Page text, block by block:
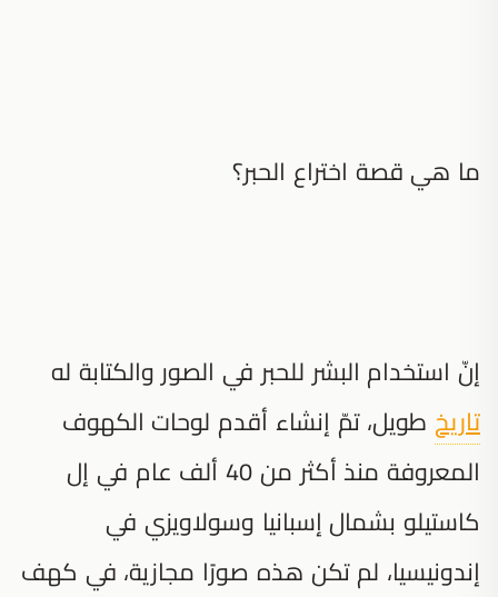
ما هي قصة اختراع الحبر؟
إنّ استخدام البشر للحبر في الصور والكتابة له
تاريخ طويل، تمّ إنشاء أقدم لوحات الكهوف
المعروفة منذ أكثر من 40 ألف عام في إل
كاستيلو بشمال إسبانيا وسولاويزي في
إندونيسيا، لم تكن هذه صورًا مجازية، في كهف